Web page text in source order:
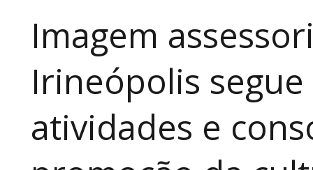
Imagem
Irineópolis
atividades e